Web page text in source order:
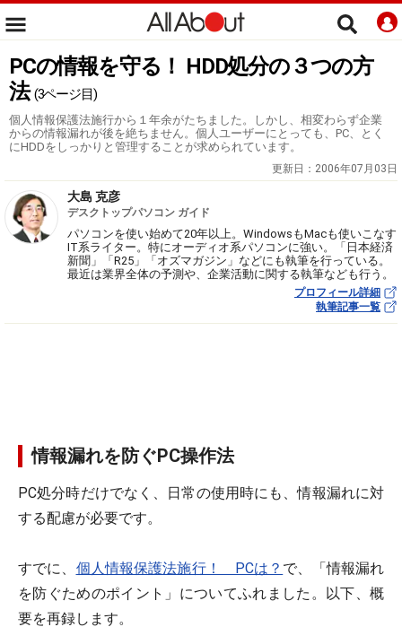
PCの情報を守る！ HDD処分の３つの方
法 (3ページ目)
個人情報保護法施行から１年余がたちました。しかし、相変わらず企業
からの情報漏れが後を絶ちません。個人ユーザーにとっても、PC、とく
にHDDをしっかりと管理することが求められています。
更新日： 2006年07月03日
大島 克彦
デスクトップパソコン ガイド
パソコンを使い始めて20年以上。WindowsもMacも使いこなす
IT系ライター。特にオーディオ系パソコンに強い。「日本経済
新聞」「R25」「オズマガジン」などにも執筆を行っている。
最近は業界全体の予測や、企業活動に関する執筆なども行う。
プロフィール詳細
執筆記事一覧
情報漏れを防ぐPC操作法
PC処分時だけでなく、日常の使用時にも、情報漏れに対
する配慮が必要です。
すでに、 個人情報保護法施行！ PCは？ で、「情報漏れ
を防ぐためのポイント」についてふれました。以下、概
要を再録します。